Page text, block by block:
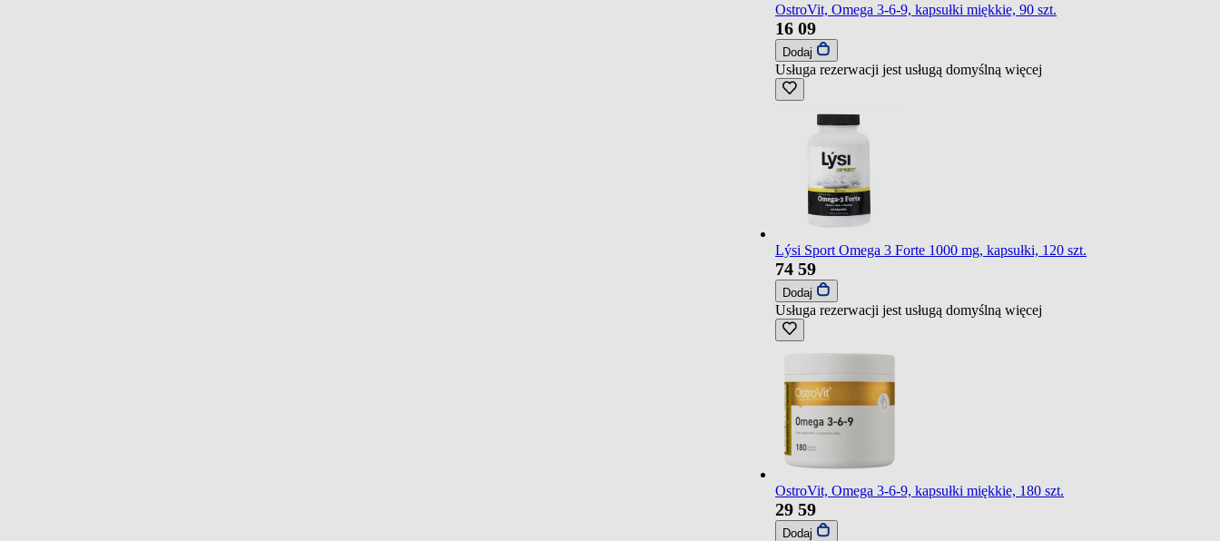
OstroVit, Omega 3-6-9, kapsułki miękkie, 90 szt.
16 09
Dodaj
Usługa rezerwacji jest usługą domyślną więcej
Lýsi Sport Omega 3 Forte 1000 mg, kapsułki, 120 szt.
74 59
Dodaj
Usługa rezerwacji jest usługą domyślną więcej
OstroVit, Omega 3-6-9, kapsułki miękkie, 180 szt.
29 59
Dodaj